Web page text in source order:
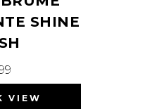
SHINE
VIEW